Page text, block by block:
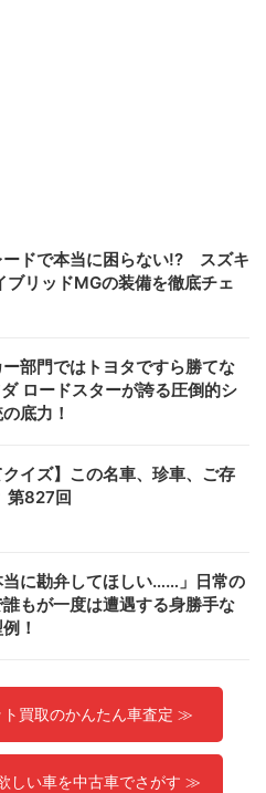
ードで本当に困らない!? スズキ
ブリッドMGの装備を徹底チェ
部門ではトヨタですら勝てな
ロードスターが誇る圧倒的シ
底力！
クイズ】この名車、珍車、ご存
第827回
当に勘弁してほしい……」日常の
誰もが一度は遭遇する身勝手な
！
買取のかんたん車査定 ≫
しい車を中古車でさがす ≫